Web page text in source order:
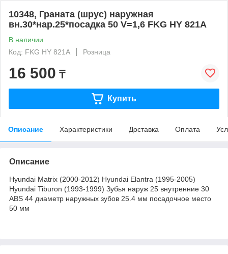
10348, Граната (шрус) наружная
вн.30*нар.25*посадка 50 V=1,6 FKG HY 821A
В наличии
Код: FKG HY 821A
Розница
16 500 ₸
Купить
Описание Характеристики Доставка Оплата
Описание
Hyundai Matrix (2000-2012) Hyundai Elantra (1995-2005)
Hyundai Tiburon (1993-1999) Зубья наруж 25 внутренние 30
ABS 44 диаметр наружных зубов 25.4 мм посадочное место
50 мм